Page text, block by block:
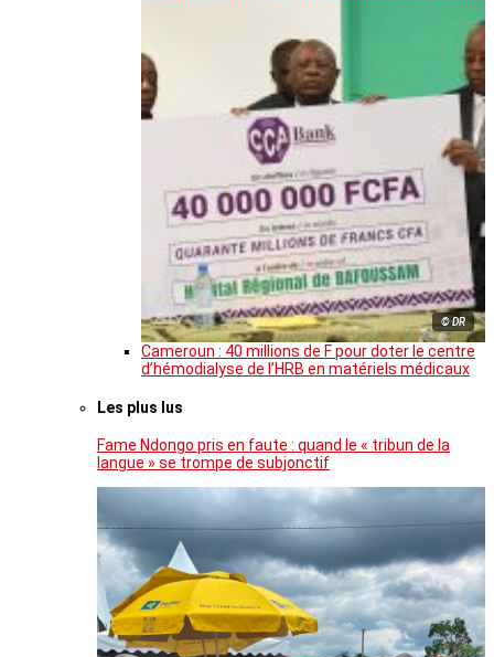
© DR
Cameroun : 40 millions de F pour doter le centre
d’hémodialyse de l’HRB en matériels médicaux
Les plus lus
Fame Ndongo pris en faute : quand le « tribun de la
langue » se trompe de subjonctif